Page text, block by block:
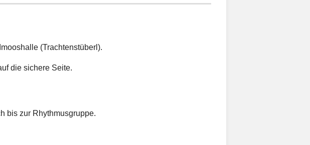
(Trachtenstüberl).
die sichere Seite.
bis zur Rhythmusgruppe.